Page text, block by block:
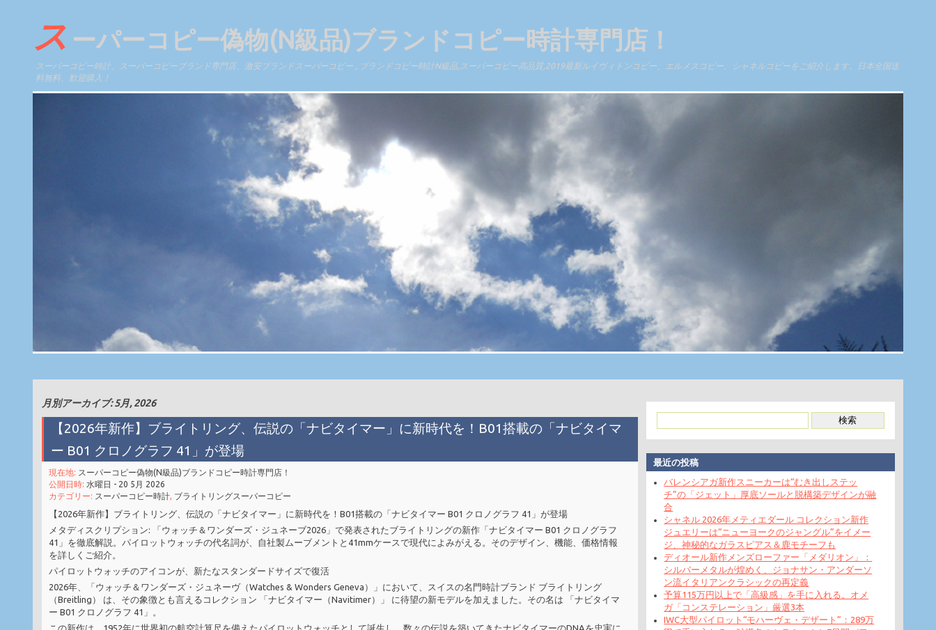
ス ーパーコピー偽物(N級品)ブランドコピー時計専門店！
スーパーコピー時計、スーパーコピーブランド専門店、激安ブランドスーパーコピー , ブランドコピー時計N級品,スーパーコピー高品質,2019最新ルイヴィトンコピー、エルメスコピー、シャネルコピーをご紹介します。日本全国送
料無料、歓迎購入！
月別アーカイブ: 5月, 2026
【2026年新作】ブライトリング、伝説の「ナビタイマー」に新時代を！B01搭載の「ナビタイマ
ー B01 クロノグラフ 41」が登場
現在地: スーパーコピー偽物(N級品)ブランドコピー時計専門店！
公開日時: 水曜日 - 20 5月 2026
カテゴリー: スーパーコピー時計, ブライトリングスーパーコピー
【2026年新作】ブライトリング、伝説の「ナビタイマー」に新時代を！B01搭載の「ナビタイマー B01 クロノグラフ 41」が登場
メタディスクリプション: 「ウォッチ＆ワンダーズ・ジュネーブ2026」で発表されたブライトリングの新作「ナビタイマー B01 クロノグラフ
41」を徹底解説。パイロットウォッチの代名詞が、自社製ムーブメントと41mmケースで現代によみがえる。そのデザイン、機能、価格情報
を詳しくご紹介。
パイロットウォッチのアイコンが、新たなスタンダードサイズで復活
2026年、「ウォッチ＆ワンダーズ・ジュネーヴ（Watches & Wonders Geneva）」において、スイスの名門時計ブランド ブライトリング
（Breitling） は、その象徴とも言えるコレクション 「ナビタイマー（Navitimer）」 に待望の新モデルを加えました。その名は 「ナビタイマ
ー B01 クロノグラフ 41」。
この新作は、1952年に世界初の航空計算尺を備えたパイロットウォッチとして誕生し、数々の伝説を築いてきたナビタイマーのDNAを忠実に
最近の投稿
バレンシアガ新作スニーカーは“むき出しステッ
チ”の「ジェット」厚底ソールと脱構築デザインが融
合
シャネル 2026年メティエダール コレクション新作
ジュエリーは“ニューヨークのジャングル”をイメー
ジ、神秘的なガラスピアス＆鹿モチーフも
ディオール新作メンズローファー「メダリオン」：
シルバーメタルが煌めく、ジョナサン・アンダーソ
ン流イタリアンクラシックの再定義
予算115万円以上で「高級感」を手に入れる。オメ
ガ「コンステレーション」厳選3本
IWC大型パイロット“モハーヴェ・デザート”：289万